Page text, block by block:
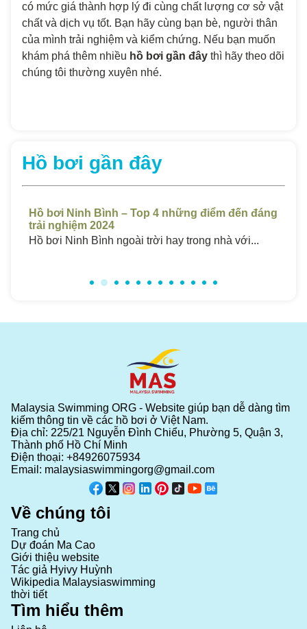
có mức giá thành hợp lý đi cùng chất lượng cơ sở vật
chất và dịch vụ tốt. Bạn hãy cùng bạn bè, người thân
của mình trải nghiệm và kiểm chứng. Nếu bạn muốn
khám phá thêm nhiều hồ bơi gần đây thì hãy theo dõi
chúng tôi thường xuyên nhé.
Hồ bơi gần đây
Hồ Bơi Sóc Trăng Giá Rẻ – Top 4 Những Bể
Chất Lượng Cao 2024
Hồ bơi ở Sóc Trăng luôn thu hút một lượng...
Malaysia Swimming ORG - Website giúp bạn dễ dàng tìm
kiếm thông tin về các hồ bơi ở Việt Nam.
Địa chỉ: 225/21 Nguyễn Đình Chiểu, Phường 5, Quận 3,
Thành phố Hồ Chí Minh
Điện thoại: +84926075934
Email: malaysiaswimmingorg@gmail.com
Về chúng tôi
Trang chủ
Dự đoán Ma Cao
Giới thiệu website
Tác giả Hyivy Huỳnh
Wikipedia Malaysiaswimming
thời tiết
Tìm hiểu thêm